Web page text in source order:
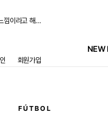
고 해야 하나
은 해주는 거죠
작업 없을 예정
NEW
회원가입
FÚTBOL